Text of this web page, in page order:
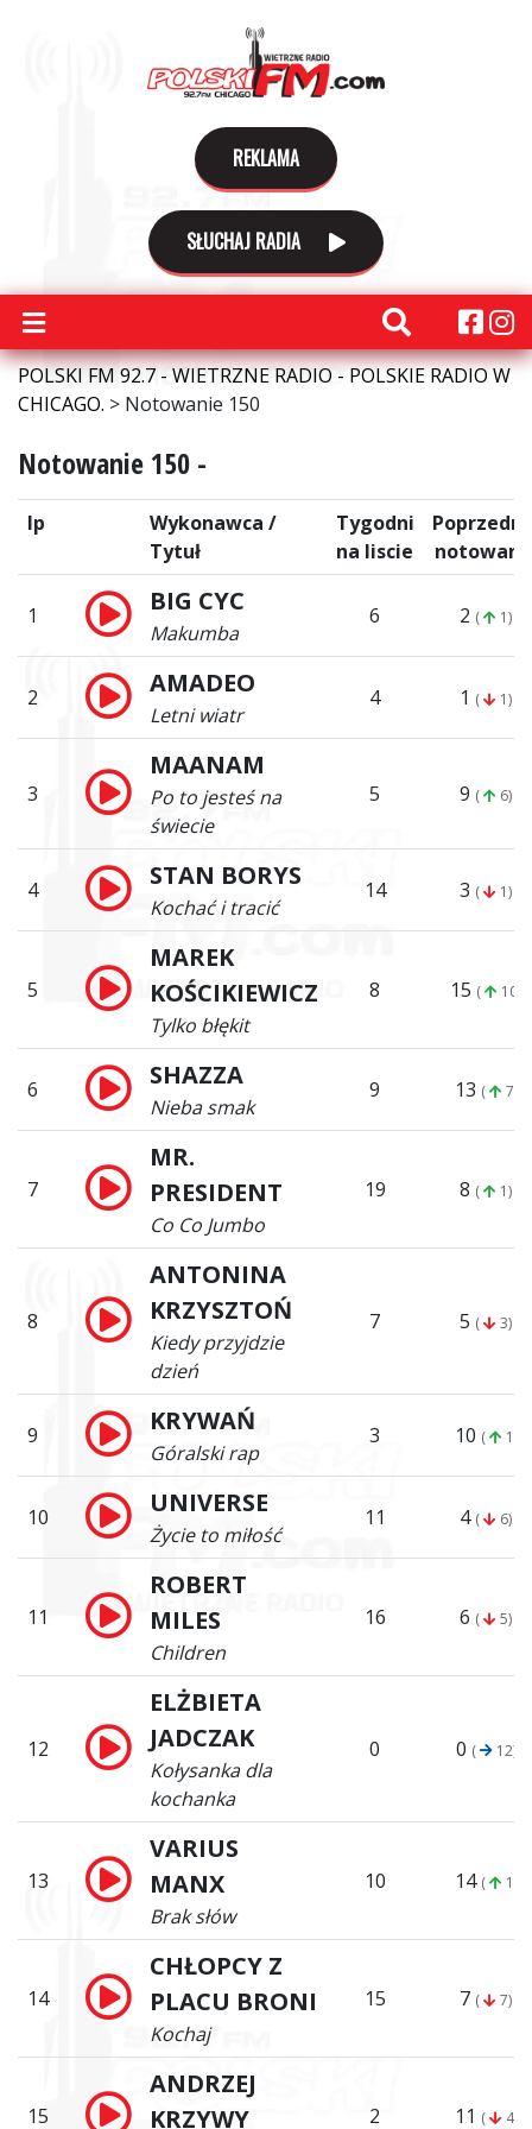
REKLAMA
SŁUCHAJ RADIA
POLSKI FM 92.7 - WIETRZNE RADIO - POLSKIE RADIO W
CHICAGO. > Notowanie 150
Notowanie 150 -
lp
Wykonawca /
Tytuł
Tygodni
na liscie
1 BIG CYC
Makumba
6 2 ( 1)
2 AMADEO
Letni wiatr
4 1 ( 1)
3
MAANAM
Po to jesteś na
świecie
5 9 ( 6)
4 STAN BORYS
Kochać i tracić
14 3 ( 1)
5
MAREK
KOŚCIKIEWICZ
Tylko błękit
8 15 ( 10)
6 SHAZZA
Nieba smak
9 13 ( 7)
7
MR.
PRESIDENT
Co Co Jumbo
19 8 ( 1)
8
ANTONINA
KRZYSZTOŃ
Kiedy przyjdzie
dzień
7 5 ( 3)
9 KRYWAŃ
Góralski rap
3 10 ( 1)
10 UNIVERSE
Życie to miłość
11 4 ( 6)
11
ROBERT
MILES
Children
16 6 ( 5)
12
ELŻBIETA
JADCZAK
Kołysanka dla
kochanka
0 0 ( 12)
13
VARIUS
MANX
Brak słów
10 14 ( 1)
14
CHŁOPCY Z
PLACU BRONI
Kochaj
15 7 ( 7)
15
ANDRZEJ
KRZYWY
2 11 ( 4)